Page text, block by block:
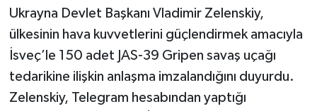
Ukrayna Devlet Başkanı Vladimir Zelenskiy,
ülkesinin hava kuvvetlerini güçlendirmek amacıyla
İsveç’le 150 adet JAS-39 Gripen savaş uçağı
tedarikine ilişkin anlaşma imzalandığını duyurdu.
Zelenskiy, Telegram hesabından yaptığı